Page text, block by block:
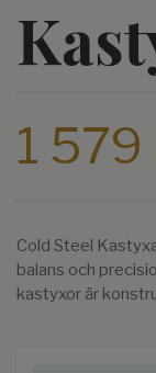
1
Cold Steel
balans och
kastyxor är